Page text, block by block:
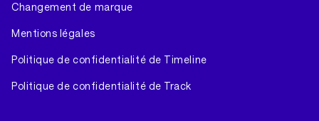
Changement de marque
Mentions légales
Politique de confidentialité de Timeline
Politique de confidentialité de Track